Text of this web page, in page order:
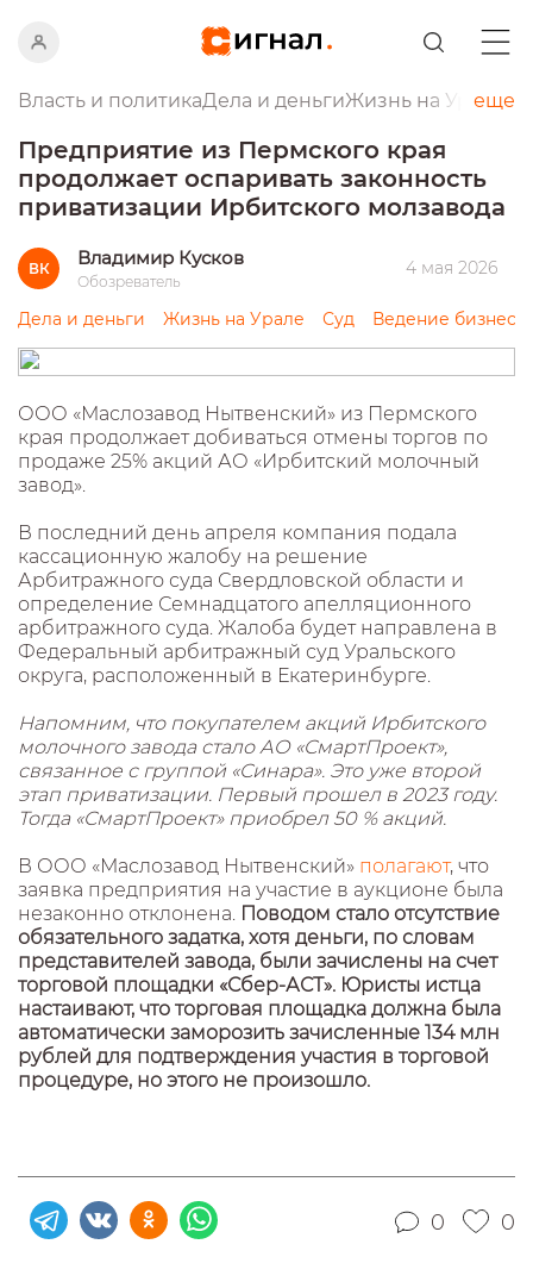
Власть и политикаДела и деньгиЖизнь на Урале
еще
Предприятие из Пермского края
продолжает оспаривать законность
приватизации Ирбитского молзавода
ВК Владимир Кусков
Обозреватель
4 мая 2026
Дела и деньги Жизнь на Урале Суд Ведение бизнеса
ООО «Маслозавод Нытвенский» из Пермского
края продолжает добиваться отмены торгов по
продаже 25% акций АО «Ирбитский молочный
завод».
В последний день апреля компания подала
кассационную жалобу на решение
Арбитражного суда Свердловской области и
определение Семнадцатого апелляционного
арбитражного суда. Жалоба будет направлена в
Федеральный арбитражный суд Уральского
округа, расположенный в Екатеринбурге.
Напомним, что покупателем акций Ирбитского
молочного завода стало АО «СмартПроект»,
связанное с группой «Синара». Это уже второй
этап приватизации. Первый прошел в 2023 году.
Тогда «СмартПроект» приобрел 50 % акций.
В ООО «Маслозавод Нытвенский» полагают, что
заявка предприятия на участие в аукционе была
незаконно отклонена. Поводом стало отсутствие
обязательного задатка, хотя деньги, по словам
представителей завода, были зачислены на счет
торговой площадки «Сбер-АСТ». Юристы истца
настаивают, что торговая площадка должна была
автоматически заморозить зачисленные 134 млн
рублей для подтверждения участия в торговой
процедуре, но этого не произошло.
0 0